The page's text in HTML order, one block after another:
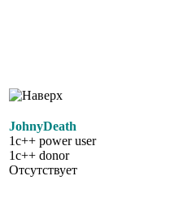
JohnyDeath
1c++ power user
1c++ donor
Отсутствует